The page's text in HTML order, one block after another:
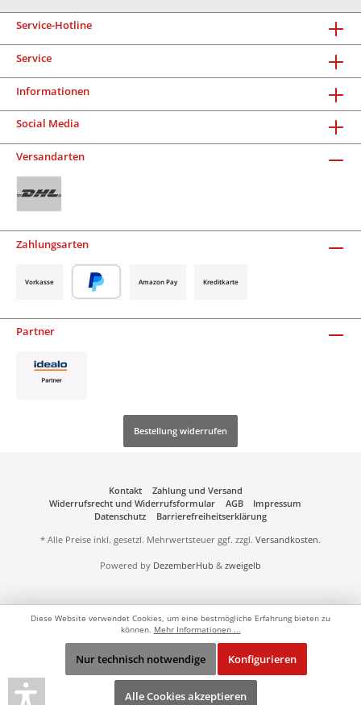
Service-Hotline
Service
Informationen
Social Media
Versandarten
Zahlungsarten
Vorkasse Amazon Pay Kreditkarte
Partner
Bestellung widerrufen
Kontakt
Zahlung und Versand
Widerrufsrecht und Widerrufsformular
AGB
Impressum
Datenschutz
Barrierefreiheitserklärung
* Alle Preise inkl. gesetzl. Mehrwertsteuer ggf. zzgl. Versandkosten.
Powered by DezemberHub & zweigelb
Diese Website verwendet Cookies, um eine bestmögliche Erfahrung bieten zu
können. Mehr Informationen ...
Nur technisch notwendige Konfigurieren
Alle Cookies akzeptieren